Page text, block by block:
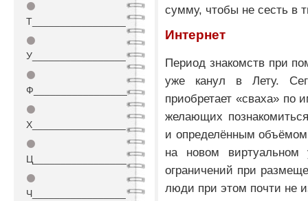
⚫
Т_________________
⚫
У_________________
⚫
Ф_________________
⚫
Х_________________
⚫
Ц_________________
⚫
Ч_________________
сумму, чтобы не сесть в
Интернет
Период знакомств при
уже канул в Лету.
приобретает «сваха» по
желающих
и определённым
на новом виртуальном
ограничений при
люди при этом почти не